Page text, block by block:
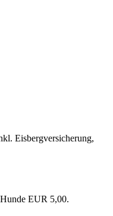
Eisbergversicherung,
EUR 5,00.